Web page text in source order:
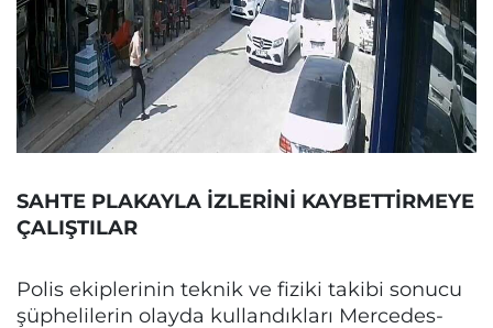
SAHTE PLAKAYLA İZLERİNİ KAYBETTİRMEYE
ÇALIŞTILAR
Polis ekiplerinin teknik ve fiziki takibi sonucu
şüphelilerin olayda kullandıkları Mercedes-